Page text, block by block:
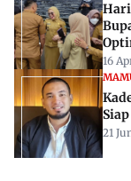
Hari
16
21